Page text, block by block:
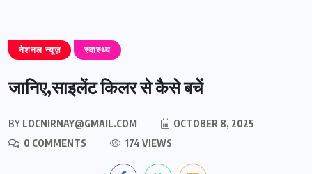
नेशनल न्यूज़ स्वास्थ्य
जानिए,साइलेंट किलर से कैसे बचें
BY LOCNIRNAY@GMAIL.COM
OCTOBER 8, 2025
0 COMMENTS
174 VIEWS